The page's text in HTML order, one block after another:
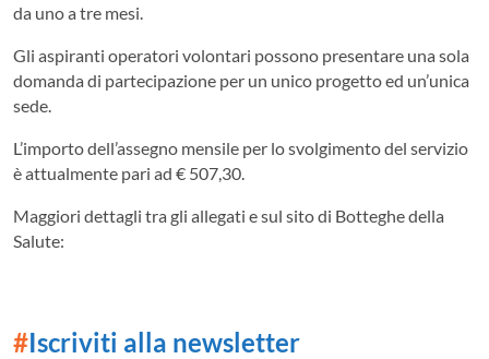
da uno a tre mesi.
Gli aspiranti operatori volontari possono presentare una sola
domanda di partecipazione per un unico progetto ed un’unica
sede.
L’importo dell’assegno mensile per lo svolgimento del servizio
è attualmente pari ad € 507,30.
Maggiori dettagli tra gli allegati e sul sito di Botteghe della
Salute:
#Iscriviti alla newsletter